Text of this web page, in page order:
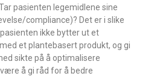
pasienten legemidlene sine
compliance)? Det er i slike
ikke bytter ut et
et plantebasert produkt, og gi
sikte på å optimalisere
å gi råd for å bedre